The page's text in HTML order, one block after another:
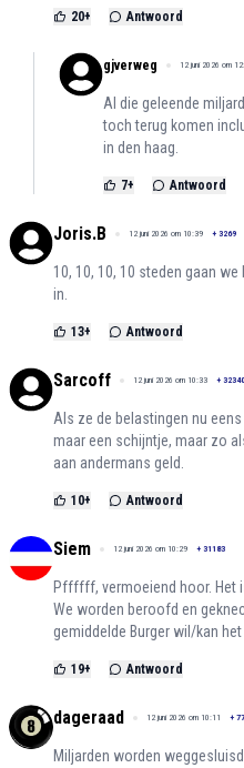
20+ Antwoord
gjverweg 12 juni 2026 om
Al die geleende
toch terug komen
in den haag.
7+ Antwoord
Joris.B 12 juni 2026 om 10:39 + 3269
10, 10, 10, 10 steden gaan
in.
13+ Antwoord
Sarcoff 12 juni 2026 om 10:33 + 32340
Als ze de belastingen nu
maar een schijntje, maar zo
aan andermans geld.
10+ Antwoord
Siem 12 juni 2026 om 10:29 + 31183
Pffffff, vermoeiend hoor. Het
We worden beroofd en
gemiddelde Burger wil/kan
19+ Antwoord
dageraad 12 juni 2026 om 10:11 +
Miljarden worden